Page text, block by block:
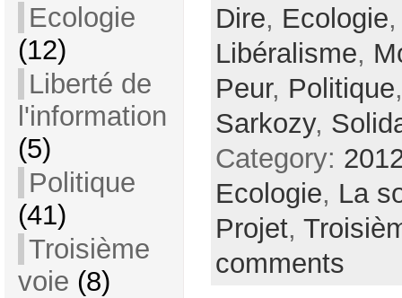
Ecologie
(12)
Liberté de
l'information
(5)
Politique
(41)
Troisième
voie (8)
Dire, Ecologie
Libéralisme,
Peur, Politique
Sarkozy,
Category:
Ecologie, La
Projet,
comments